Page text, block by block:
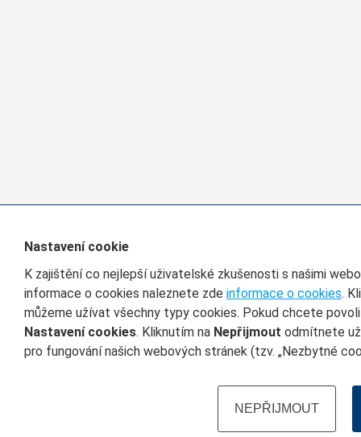
Nastavení cookie
K zajištění co nejlepší uživatelské zkušenosti s našimi
informace o cookies naleznete zde informace o cookies.
můžeme užívat všechny typy cookies. Pokud chcete
Nastavení cookies. Kliknutím na Nepřijmout odmítnete
pro fungování našich webových stránek (tzv. „Nezbytné
NEPŘIJMOUT